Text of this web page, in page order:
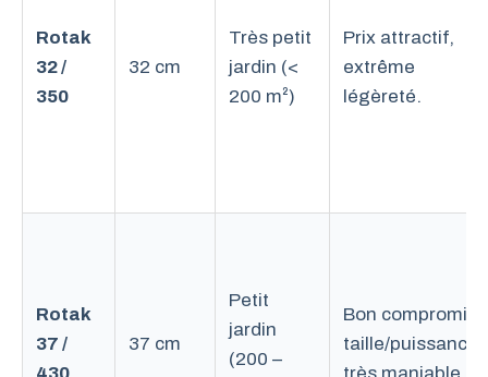
Rotak
32 /
350
32 cm
Très petit
jardin (<
200 m²)
Prix attractif,
extrême
légèreté.
Rotak
37 /
37 cm
Petit
jardin
(200 –
Bon compromis
taille/puissance,